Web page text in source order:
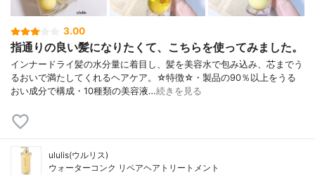
3.00
指通りの良い髪になりたくて、こちらを使ってみました。
インナードライ髪の水分量に着目し、髪を美容水で包み込み、芯までう
るおいで満たしてくれるヘアケア。☆特徴☆・製品の90％以上をうる
おい成分で構成・10種類の美容液…続きを見る
ululis(ウルリス)
ウォーターコンク リペアヘアトリートメント